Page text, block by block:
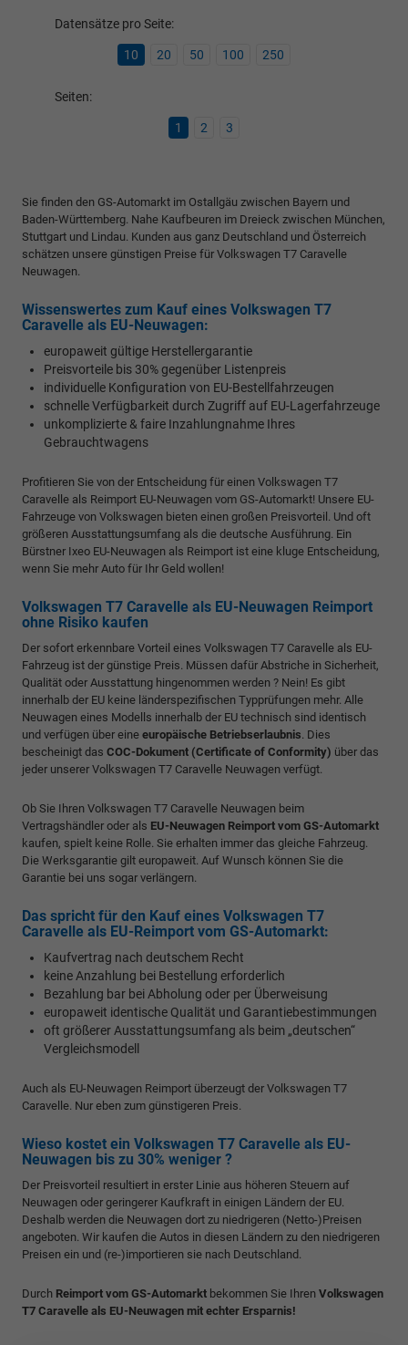
Datensätze pro Seite:
10 20 50 100 250
Seiten:
1 2 3
Sie finden den GS-Automarkt im Ostallgäu zwischen Bayern und
Baden-Württemberg. Nahe Kaufbeuren im Dreieck zwischen München,
Stuttgart und Lindau. Kunden aus ganz Deutschland und Österreich
schätzen unsere günstigen Preise für Volkswagen T7 Caravelle
Neuwagen.
Wissenswertes zum Kauf eines Volkswagen T7
Caravelle als EU-Neuwagen:
europaweit gültige Herstellergarantie
Preisvorteile bis 30% gegenüber Listenpreis
individuelle Konfiguration von EU-Bestellfahrzeugen
schnelle Verfügbarkeit durch Zugriff auf EU-Lagerfahrzeuge
unkomplizierte & faire Inzahlungnahme Ihres
Gebrauchtwagens
Profitieren Sie von der Entscheidung für einen Volkswagen T7
Caravelle als Reimport EU-Neuwagen vom GS-Automarkt! Unsere EU-
Fahrzeuge von Volkswagen bieten einen großen Preisvorteil. Und oft
größeren Ausstattungsumfang als die deutsche Ausführung. Ein
Bürstner Ixeo EU-Neuwagen als Reimport ist eine kluge Entscheidung,
wenn Sie mehr Auto für Ihr Geld wollen!
Volkswagen T7 Caravelle als EU-Neuwagen Reimport
ohne Risiko kaufen
Der sofort erkennbare Vorteil eines Volkswagen T7 Caravelle als EU-
Fahrzeug ist der günstige Preis. Müssen dafür Abstriche in Sicherheit,
Qualität oder Ausstattung hingenommen werden ? Nein! Es gibt
innerhalb der EU keine länderspezifischen Typprüfungen mehr. Alle
Neuwagen eines Modells innerhalb der EU technisch sind identisch
und verfügen über eine europäische Betriebserlaubnis . Dies
bescheinigt das COC-Dokument (Certificate of Conformity) über das
jeder unserer Volkswagen T7 Caravelle Neuwagen verfügt.
Ob Sie Ihren Volkswagen T7 Caravelle Neuwagen beim
Vertragshändler oder als EU-Neuwagen Reimport vom GS-Automarkt
kaufen, spielt keine Rolle. Sie erhalten immer das gleiche Fahrzeug.
Die Werksgarantie gilt europaweit. Auf Wunsch können Sie die
Garantie bei uns sogar verlängern.
Das spricht für den Kauf eines Volkswagen T7
Caravelle als EU-Reimport vom GS-Automarkt:
Kaufvertrag nach deutschem Recht
keine Anzahlung bei Bestellung erforderlich
Bezahlung bar bei Abholung oder per Überweisung
europaweit identische Qualität und Garantiebestimmungen
oft größerer Ausstattungsumfang als beim „deutschen“
Vergleichsmodell
Auch als EU-Neuwagen Reimport überzeugt der Volkswagen T7
Caravelle. Nur eben zum günstigeren Preis.
Wieso kostet ein Volkswagen T7 Caravelle als EU-
Neuwagen bis zu 30% weniger ?
Der Preisvorteil resultiert in erster Linie aus höheren Steuern auf
Neuwagen oder geringerer Kaufkraft in einigen Ländern der EU.
Deshalb werden die Neuwagen dort zu niedrigeren (Netto-)Preisen
angeboten. Wir kaufen die Autos in diesen Ländern zu den niedrigeren
Preisen ein und (re-)importieren sie nach Deutschland.
Durch Reimport vom GS-Automarkt bekommen Sie Ihren Volkswagen
T7 Caravelle als EU-Neuwagen mit echter Ersparnis!